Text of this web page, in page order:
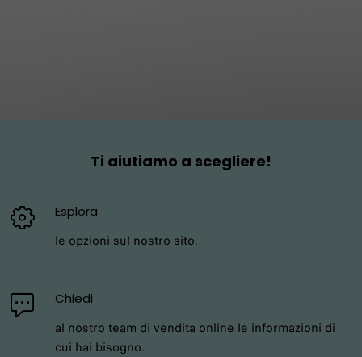
Ti aiutiamo a scegliere!
Esplora
le opzioni sul nostro sito.
Chiedi
al nostro team di vendita online le informazioni di
cui hai bisogno.